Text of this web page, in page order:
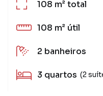
108 m²total
108 m² útil
2 banheiros
3 quartos (2